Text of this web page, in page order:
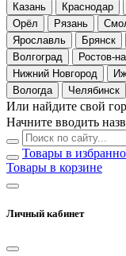
Казань
Краснодар
Орёл
Рязань
Ярославль
Брянск
Волгоград
Ростов-
Нижний Новгород
Вологда
Челябинск
Или найдите свой
Начните вводить
Товары в
Товары в корзине
Личный кабинет